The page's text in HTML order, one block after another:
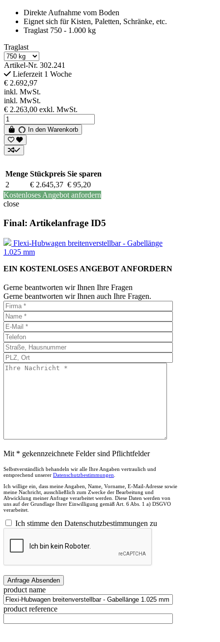
Direkte Aufnahme vom Boden
Eignet sich für Kisten, Paletten, Schränke, etc.
Traglast 750 - 1.000 kg
Traglast
Artikel-Nr. 302.241
Lieferzeit 1 Woche
€ 2.692,97
inkl. MwSt.
inkl. MwSt.
€ 2.263,00 exkl. MwSt.
In den Warenkorb
Menge Stückpreis Sie sparen
2
€ 2.645,37 € 95,20
Kostenloses Angebot anfordern
close
Final: Artikelanfrage ID5
Flexi-Hubwagen breitenverstellbar - Gabellänge
1.025 mm
EIN KOSTENLOSES ANGEBOT ANFORDERN
Gerne beantworten wir Ihnen Ihre Fragen
Gerne beantworten wir Ihnen auch Ihre Fragen.
Mit * gekennzeichnete Felder sind Pflichtfelder
Selbstverständlich behandeln wir alle Ihre Angaben vertraulich und
entsprechend unserer Datenschutzbestimmungen
Ich willige ein, dass meine Angaben, Name, Vorname, E-Mail-Adresse sowie
meine Nachricht, ausschließlich zum Zwecke der Bearbeitung und
Abwicklung meiner Anfrage verarbeitet werden. Diese Daten werden von
uns auf der Grundlage Ihrer Einwilligung gemäß Art. 6 Abs. 1 a) DSGVO
verarbeitet.
Ich stimme den Datenschutzbestimmungen zu
product name
product reference